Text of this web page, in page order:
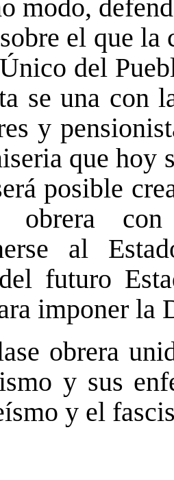
modo,
el que la
del
se una con
y
que hoy
posible
obrera
al
futuro
imponer la
obrera
y sus
y el